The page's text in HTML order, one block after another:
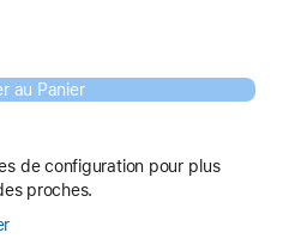
au Panier
de configuration pour plus
proches.